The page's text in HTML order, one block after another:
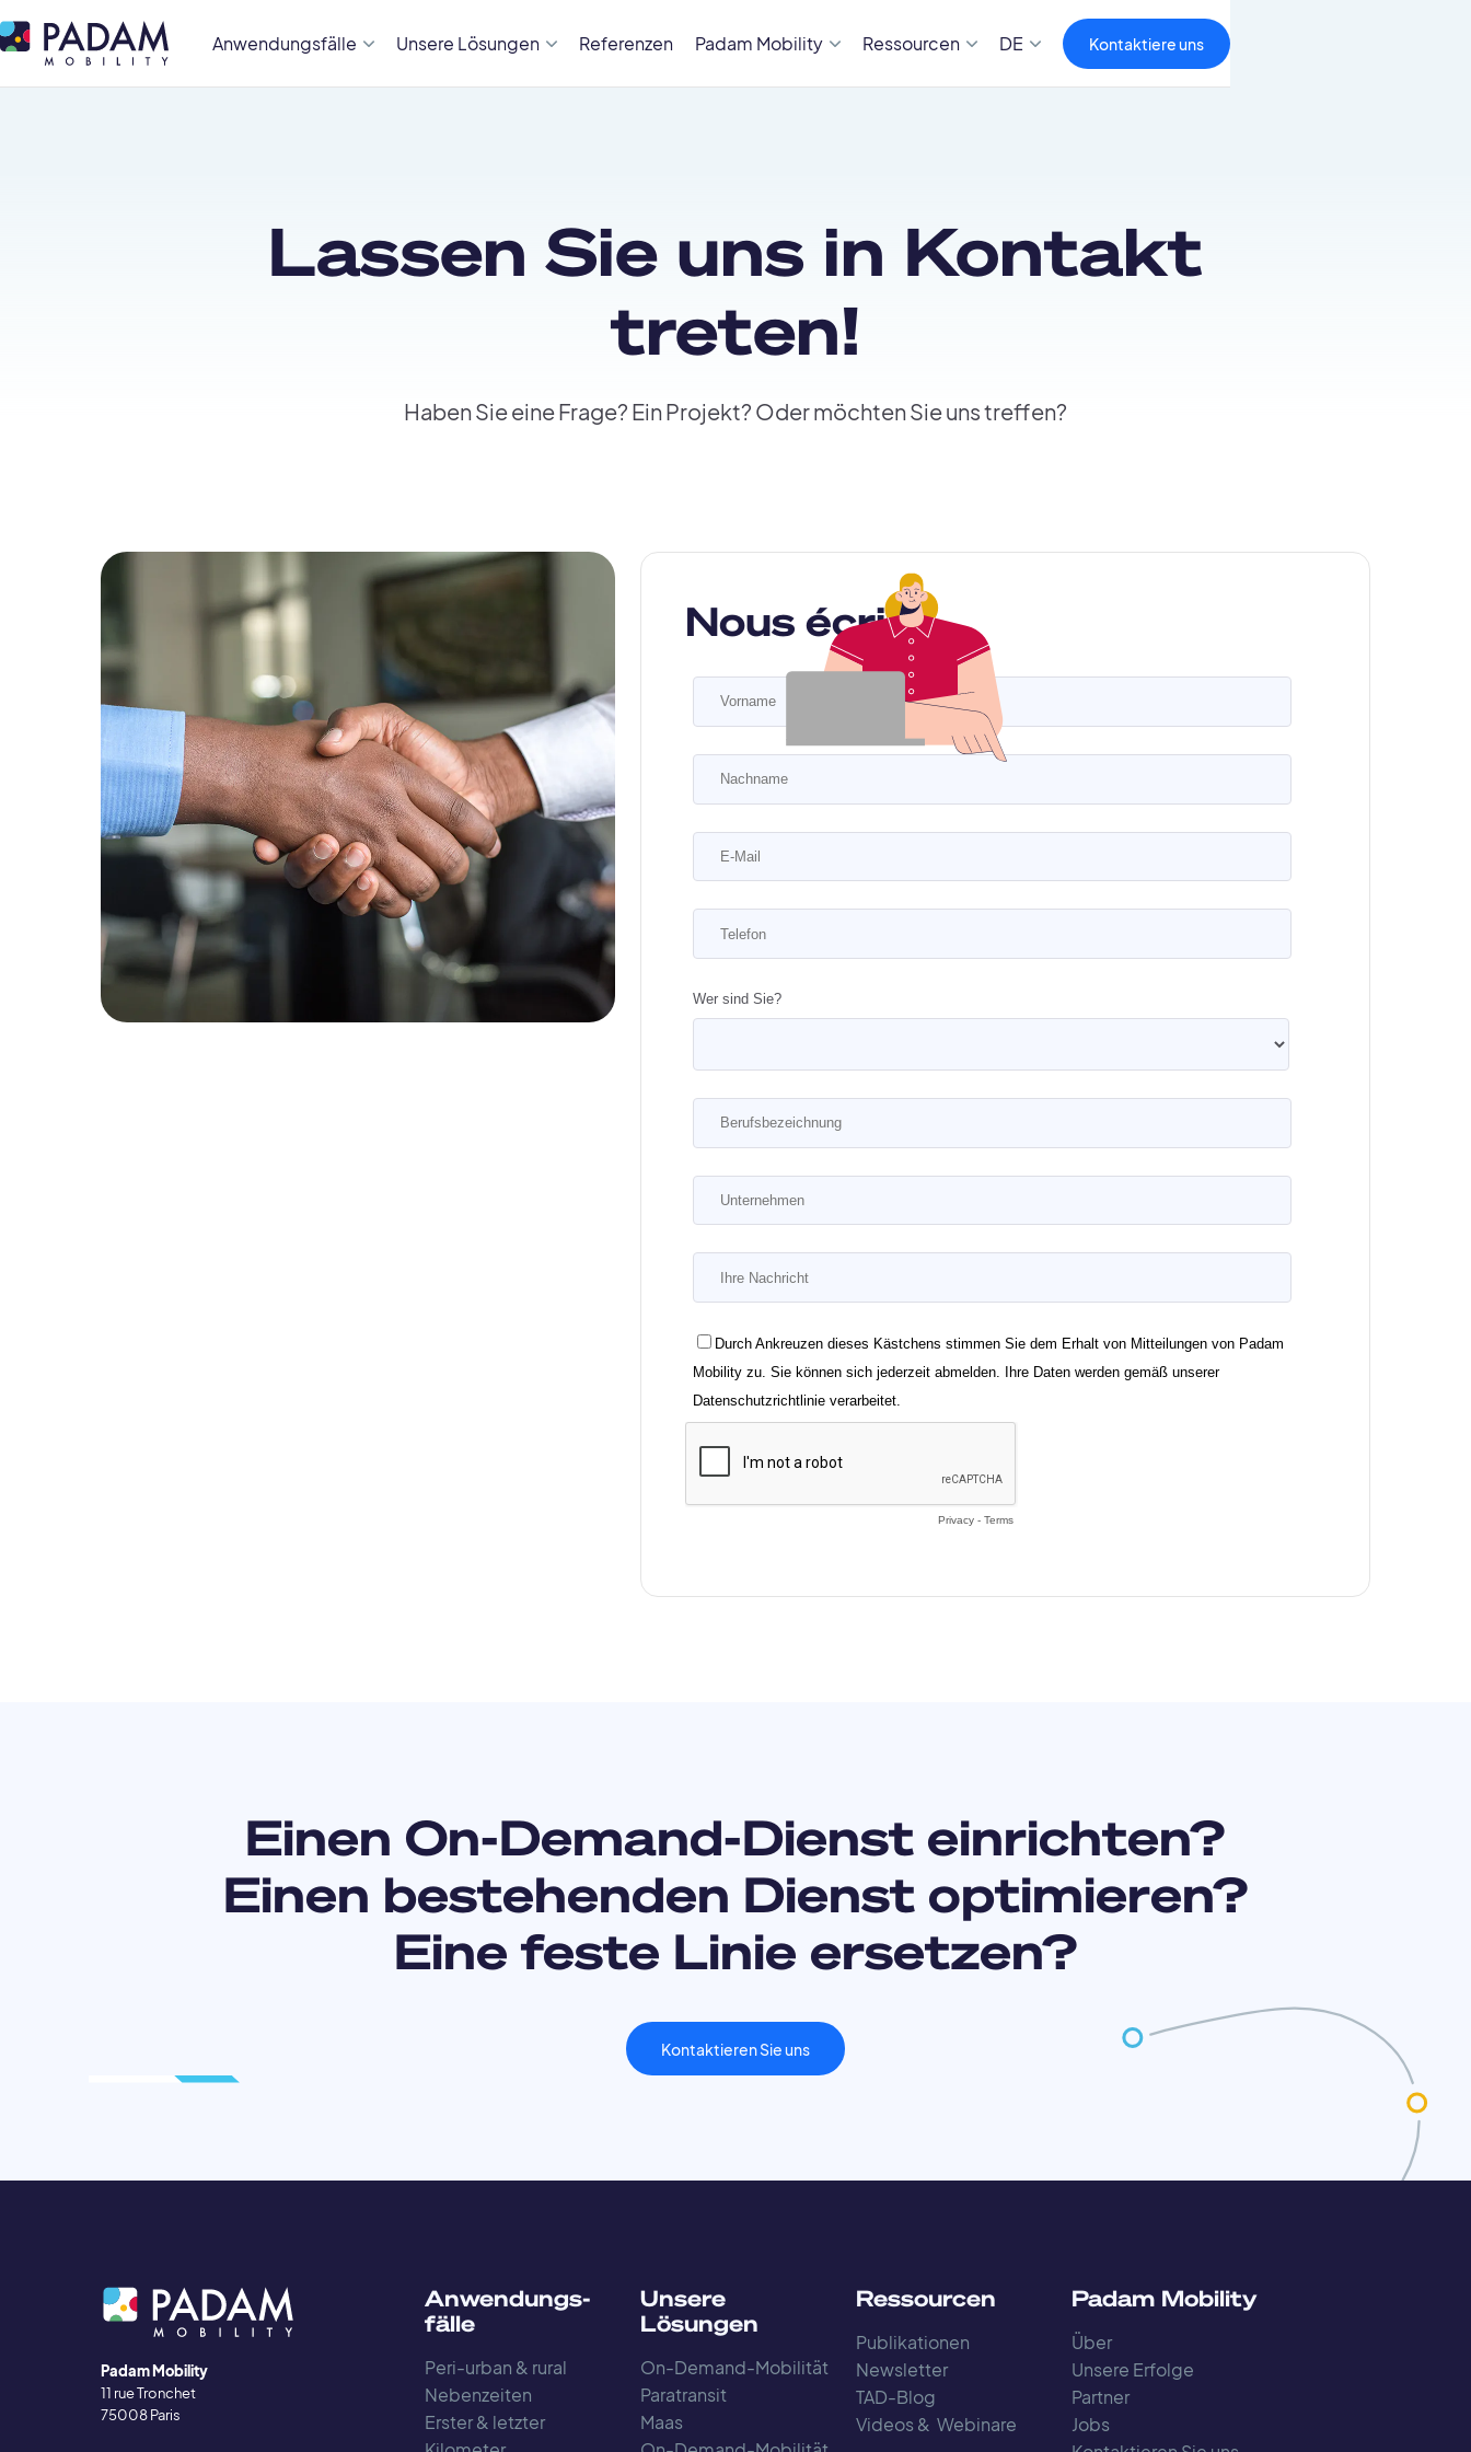
Anwendungsfälle Unsere Lösungen Referenzen Padam Mobility Ressourcen DE Kontaktiere uns
Lassen Sie uns in Kontakt
treten!
Haben Sie eine Frage? Ein Projekt? Oder möchten Sie uns treffen?
Nous écrire
Einen On-Demand-Dienst einrichten?
Einen bestehenden Dienst optimieren?
Eine feste Linie ersetzen?
Kontaktieren Sie uns
Padam Mobility
11 rue Tronchet
75008 Paris
Anwendungs-
fälle
Peri-urban & rural
Nebenzeiten
Erster & letzter
Unsere
Lösungen
On-Demand-Mobilität
Paratransit
Maas
Ressourcen
Publikationen
Newsletter
TAD-Blog
Videos & Webinare
Padam Mobility
Über
Unsere Erfolge
Partner
Jobs